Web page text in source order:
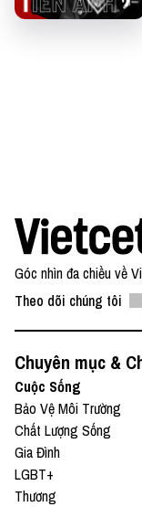
Góc nhìn đa chiều về
Theo dõi chúng tôi
Chuyên mục &
Cuộc Sống
Bảo Vệ Môi Trường
Chất Lượng Sống
Gia Đình
LGBT+
Thương